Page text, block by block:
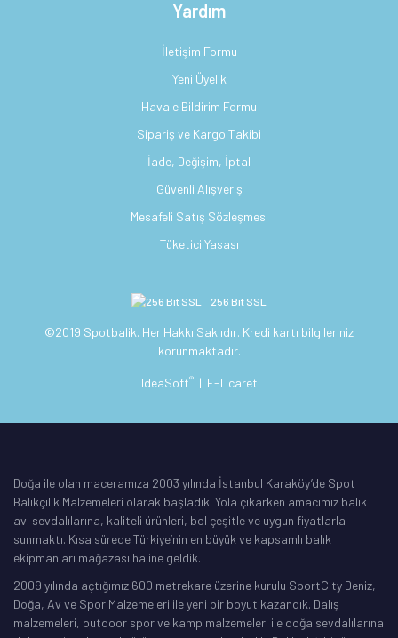
Yardım
İletişim Formu
Yeni Üyelik
Havale Bildirim Formu
Sipariş ve Kargo Takibi
İade, Değişim, İptal
Güvenli Alışveriş
Mesafeli Satış Sözleşmesi
Tüketici Yasası
256 Bit SSL
©2019 Spotbalik. Her Hakkı Saklıdır. Kredi kartı bilgileriniz
korunmaktadır.
IdeaSoft® | E-Ticaret
Doğa ile olan maceramıza 2003 yılında İstanbul Karaköy’de Spot
Balıkçılık Malzemeleri olarak başladık. Yola çıkarken amacımız balık
avı sevdalılarına, kaliteli ürünleri, bol çeşitle ve uygun fiyatlarla
sunmaktı. Kısa sürede Türkiye’nin en büyük ve kapsamlı balık
ekipmanları mağazası haline geldik.
2009 yılında açtığımız 600 metrekare üzerine kurulu SportCity Deniz,
Doğa, Av ve Spor Malzemeleri ile yeni bir boyut kazandık. Dalış
malzemeleri, outdoor spor ve kamp malzemeleri ile doğa sevdalılarına